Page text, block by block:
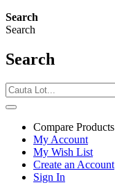
Search
Search
Search
Compare Products
My Account
My Wish List
Create an Account
Sign In